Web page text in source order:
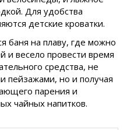
Для удобства
детские кроватки.
баня на плаву, где можно
и весело провести время
средства, не
пейзажами, но и получая
парения и
чайных напитков.